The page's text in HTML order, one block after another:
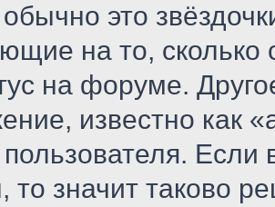
это
на то,
на форуме.
известно как
пользователя.
то значит таково